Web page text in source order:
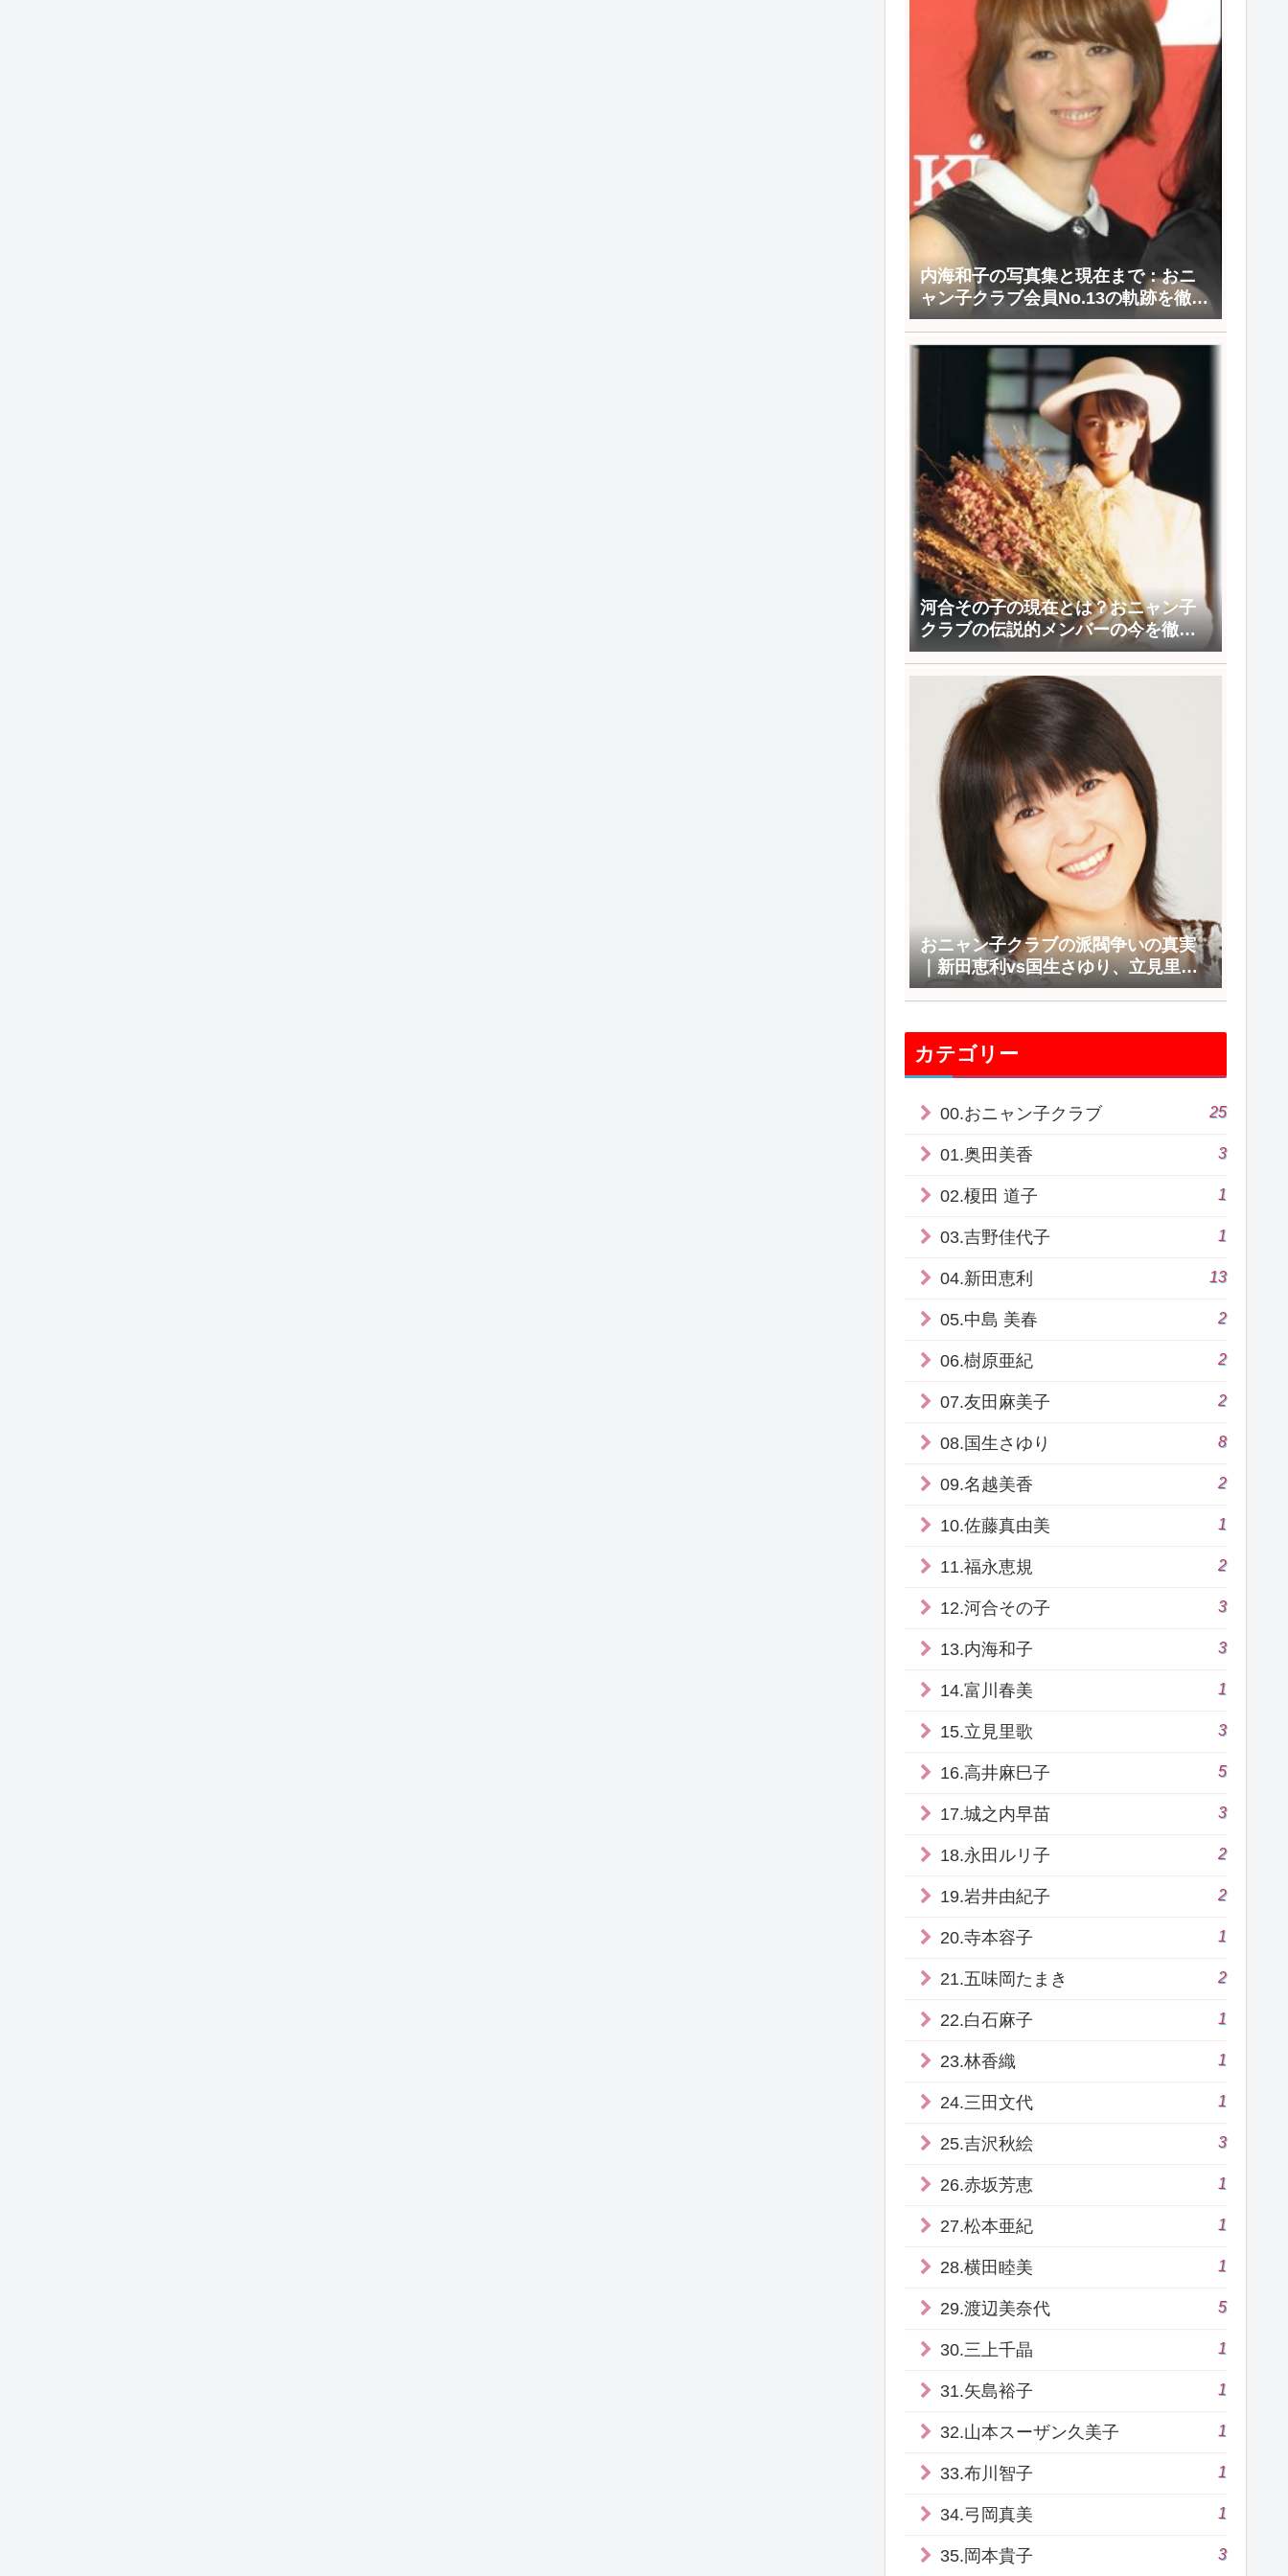
内海和子の写真集と現在まで：おニ
ャン子クラブ会員No.13の軌跡を徹底
解説
河合その子の現在とは？おニャン子
クラブの伝説的メンバーの今を徹底
解説
おニャン子クラブの派閥争いの真実
｜新田恵利vs国生さゆり、立見里歌
派の三つ巴バトル
カテゴリー
00.おニャン子クラブ 25
01.奥田美香 3
02.榎田 道子 1
03.吉野佳代子 1
04.新田恵利 13
05.中島 美春 2
06.樹原亜紀 2
07.友田麻美子 2
08.国生さゆり 8
09.名越美香 2
10.佐藤真由美 1
11.福永恵規 2
12.河合その子 3
13.内海和子 3
14.富川春美 1
15.立見里歌 3
16.高井麻巳子 5
17.城之内早苗 3
18.永田ルリ子 2
19.岩井由紀子 2
20.寺本容子 1
21.五味岡たまき 2
22.白石麻子 1
23.林香織 1
24.三田文代 1
25.吉沢秋絵 3
26.赤坂芳恵 1
27.松本亜紀 1
28.横田睦美 1
29.渡辺美奈代 5
30.三上千晶 1
31.矢島裕子 1
32.山本スーザン久美子 1
33.布川智子 1
34.弓岡真美 1
35.岡本貴子 3